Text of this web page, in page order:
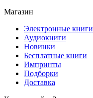
Магазин
Электронные книги
Аудиокниги
Новинки
Бесплатные книги
Импринты
Подборки
Доставка